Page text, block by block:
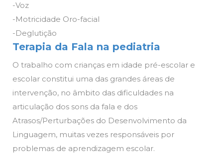
-Voz
-Motricidade Oro-facial
-Deglutição
Terapia da Fala na pediatria
O trabalho com crianças em idade pré-escolar e
escolar constitui uma das grandes áreas de
intervenção, no âmbito das dificuldades na
articulação dos sons da fala e dos
Atrasos/Perturbações do Desenvolvimento da
Linguagem, muitas vezes responsáveis por
problemas de aprendizagem escolar.